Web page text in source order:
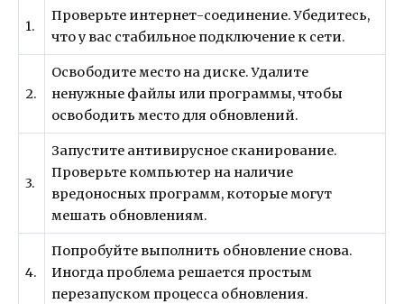
1.
Проверьте интернет-соединение. Убедитесь,
что у вас стабильное подключение к сети.
2.
Освободите место на диске. Удалите
ненужные файлы или программы, чтобы
освободить место для обновлений.
3.
Запустите антивирусное сканирование.
Проверьте компьютер на наличие
вредоносных программ, которые могут
мешать обновлениям.
4.
Попробуйте выполнить обновление снова.
Иногда проблема решается простым
перезапуском процесса обновления.